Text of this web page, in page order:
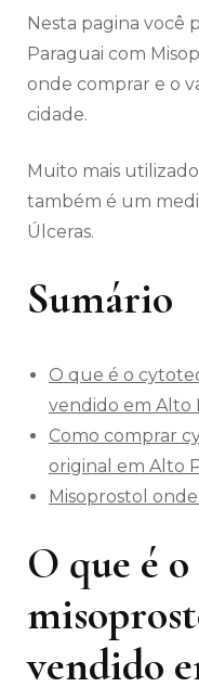
Nesta pagina você
Paraguai com
onde comprar e o
cidade.
Muito mais
também é um
Úlceras.
Sumário
O que é o
vendido em Alto
Como comprar
original em Alto
Misoprostol
O que é
vendido